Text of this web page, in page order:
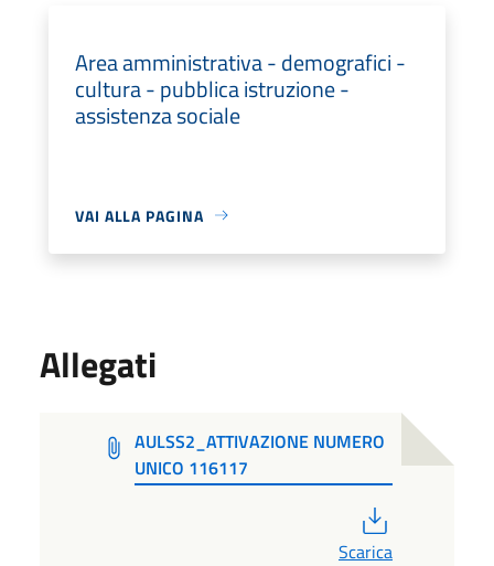
Area amministrativa - demografici -
cultura - pubblica istruzione -
assistenza sociale
VAI ALLA PAGINA
Allegati
AULSS2_ATTIVAZIONE NUMERO
UNICO 116117
Scarica